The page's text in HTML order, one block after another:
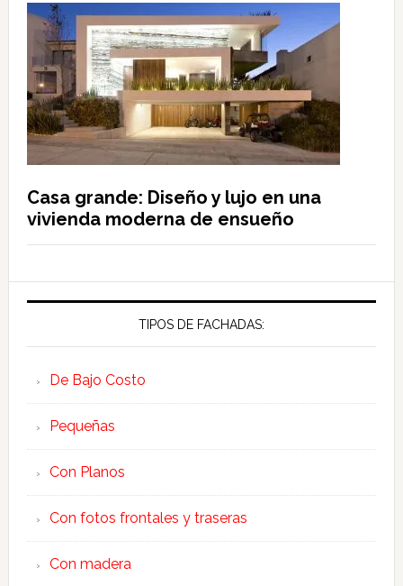
Casa grande: Diseño y lujo en una
vivienda moderna de ensueño
TIPOS DE FACHADAS:
De Bajo Costo
Pequeñas
Con Planos
Con fotos frontales y traseras
Con madera